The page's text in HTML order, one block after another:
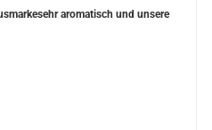
aromatisch und unsere